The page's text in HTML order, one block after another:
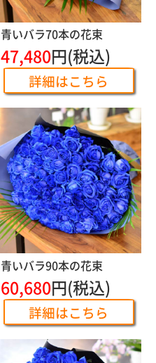
青いバラ70本の花束
47,480円(税込)
詳細はこちら
青いバラ90本の花束
60,680円(税込)
詳細はこちら